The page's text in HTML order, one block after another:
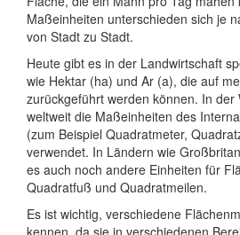
Maßeinheiten unterschieden sich je
von Stadt zu Stadt.
Heute gibt es in der Landwirtschaft
wie Hektar (ha) und Ar (a), die auf
zurückgeführt werden können. In der
weltweit die Maßeinheiten des
(zum Beispiel Quadratmeter,
verwendet. In Ländern wie
es auch noch andere Einheiten für
Quadratfuß und Quadratmeilen.
Es ist wichtig, verschiedene
kennen, da sie in verschiedenen